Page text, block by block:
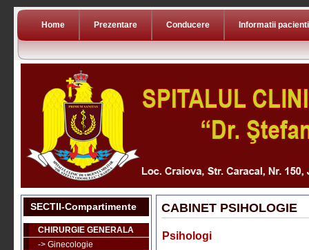
Home Prezentare Conducere Informatii pacienti
SECTII-Compartimente
CHIRURGIE GENERALA
-> Ginecologie
CABINET PSIHOLOGIE
Psihologi